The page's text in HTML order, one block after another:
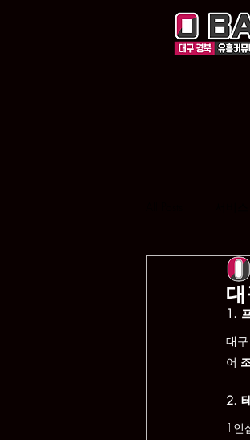
1.
대
어
2.
1인